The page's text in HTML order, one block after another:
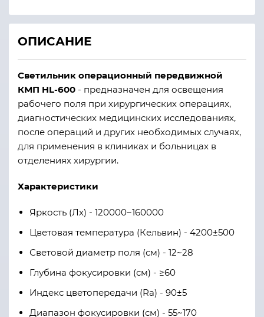
ОПИСАНИЕ
Светильник операционный передвижной
КМП HL-600 - предназначен для освещения
рабочего поля при хирургических операциях,
диагностических медицинских исследованиях,
после операций и других необходимых случаях,
для применения в клиниках и больницах в
отделениях хирургии.
Характеристики
Яркость (Лх) - 120000~160000
Цветовая температура (Кельвин) - 4200±500
Световой диаметр поля (см) - 12~28
Глубина фокусировки (см) - ≥60
Индекс цветопередачи (Ra) - 90±5
Диапазон фокусировки (см) - 55~170